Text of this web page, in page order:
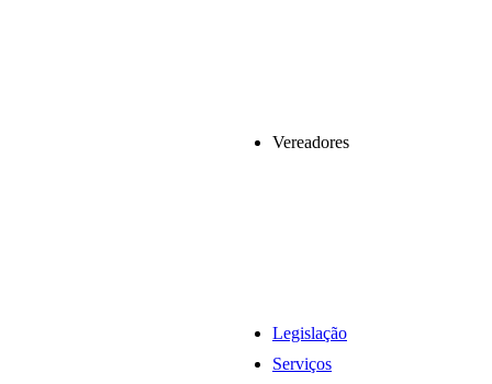
Vereadores
Legislação
Serviços